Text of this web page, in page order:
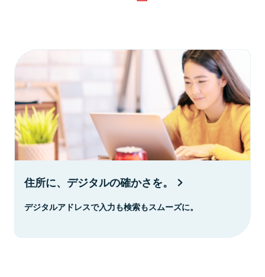
住所に、デジタルの確かさを。
デジタルアドレスで入力も検索もスムーズに。